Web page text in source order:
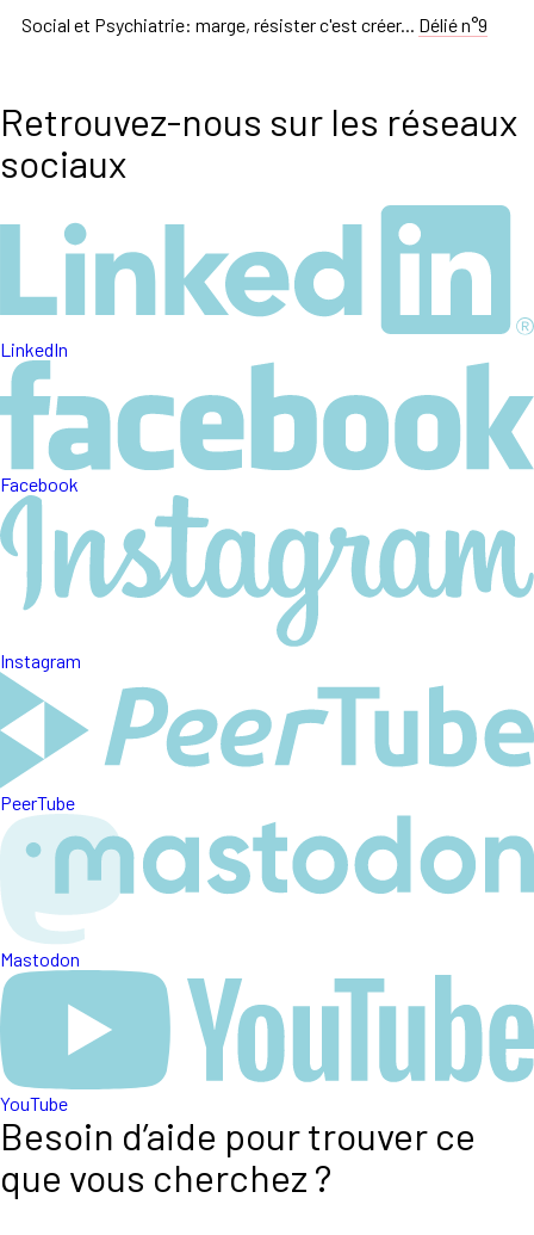
Social et Psychiatrie: marge, résister c'est créer... Délié n°9
Retrouvez-nous sur les réseaux
sociaux
LinkedIn
Facebook
Instagram
PeerTube
Mastodon
YouTube
Besoin d’aide pour trouver ce
que vous cherchez ?